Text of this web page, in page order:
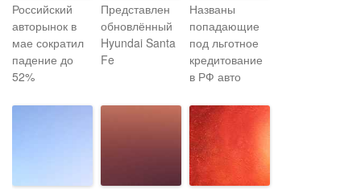
Российский
авторынок в
мае сократил
падение до
52%
Представлен
обновлённый
Hyundai Santa
Fe
Названы
попадающие
под льготное
кредитование
в РФ авто